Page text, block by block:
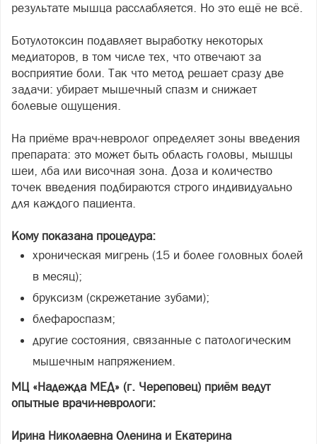
результате мышца расслабляется. Но это ещё не всё.
Ботулотоксин подавляет выработку некоторых
медиаторов, в том числе тех, что отвечают за
восприятие боли. Так что метод решает сразу две
задачи: убирает мышечный спазм и снижает
болевые ощущения.
На приёме врач-невролог определяет зоны введения
препарата: это может быть область головы, мышцы
шеи, лба или височная зона. Доза и количество
точек введения подбираются строго индивидуально
для каждого пациента.
Кому показана процедура:
хроническая мигрень (15 и более головных болей
в месяц);
бруксизм (скрежетание зубами);
блефароспазм;
другие состояния, связанные с патологическим
мышечным напряжением.
МЦ «Надежда МЕД» (г. Череповец) приём ведут
опытные врачи-неврологи:
Ирина Николаевна Оленина и Екатерина